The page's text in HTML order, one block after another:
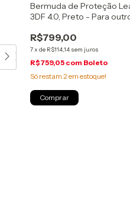
Bermuda de Proteção
3DF 4.0, Preto - Para
conosco -
R$799,00
7xde R$114,14 sem juros
R$759,05 com Boleto
Só restam2em estoque!
Comprar